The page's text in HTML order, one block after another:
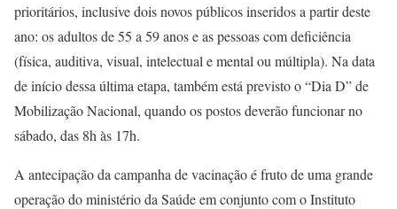
prioritários, inclusive dois novos públicos inseridos a partir deste
ano: os adultos de 55 a 59 anos e as pessoas com deficiência
(física, auditiva, visual, intelectual e mental ou múltipla). Na data
de início dessa última etapa, também está previsto o “Dia D” de
Mobilização Nacional, quando os postos deverão funcionar no
sábado, das 8h às 17h.
A antecipação da campanha de vacinação é fruto de uma grande
operação do ministério da Saúde em conjunto com o Instituto